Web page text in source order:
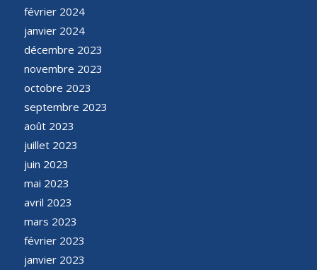
février 2024
janvier 2024
décembre 2023
novembre 2023
octobre 2023
septembre 2023
août 2023
juillet 2023
juin 2023
mai 2023
avril 2023
mars 2023
février 2023
janvier 2023